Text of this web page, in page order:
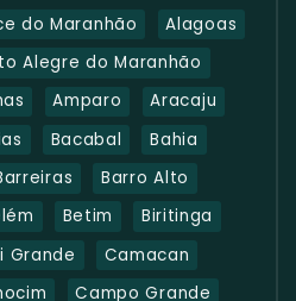
do Maranhão
Alagoas
Alegre do Maranhão
Amparo
Aracaju
Bacabal
Bahia
Barro Alto
Betim
Biritinga
Grande
Camacan
Campo Grande